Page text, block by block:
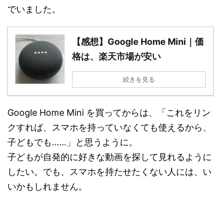
でいました。
【感想】Google Home Mini｜価
格は、楽天市場が安い
続きを見る
Google Home Mini を買ってからは、「これをリン
クすれば、スマホを持っていなくても使えるから、
子どもでも……」と思うように。
子どもが自発的に好きな動画を探して見れるように
したい。でも、スマホを持たせたくない人には、い
いかもしれません。